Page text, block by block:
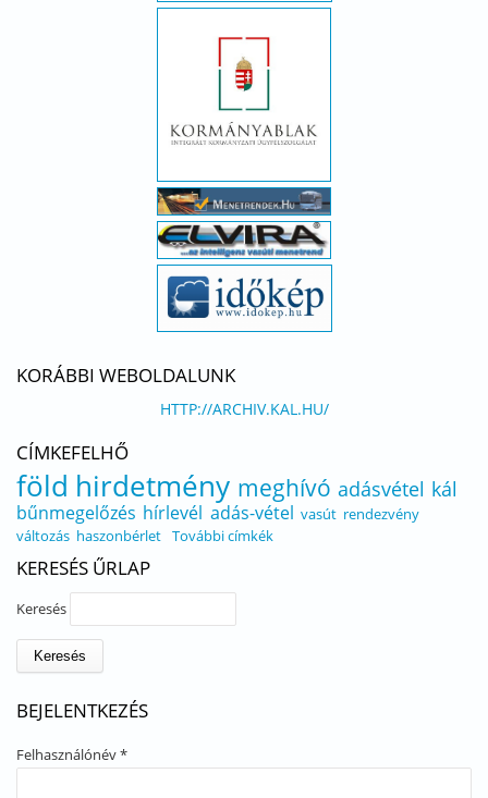
KORÁBBI WEBOLDALUNK
HTTP://ARCHIV.KAL.HU/
CÍMKEFELHŐ
föld hirdetmény meghívó adásvétel kál
bűnmegelőzés hírlevél adás-vétel vasút rendezvény
változás haszonbérlet További címkék
KERESÉS ŰRLAP
Keresés
BEJELENTKEZÉS
Felhasználónév*